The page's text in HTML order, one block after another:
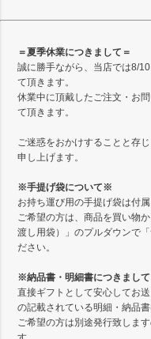
＝夏季休業につきまして＝
誠に勝手ながら、当店では8/
て頂きます。
休業中に頂戴したご注文・お
て頂きます。
ご迷惑をおかけすることと存
申し上げます。
※手提げ袋について※
お持ち運び用の手提げ袋は付属
ご希望の方は、商品を買い物
渡し用袋）」のプルダウンで
ださい。
※納品書・明細書につきまし
直接ギフトとして安心してお
の記載されている明細・納品
ご希望の方は別途発行致しま